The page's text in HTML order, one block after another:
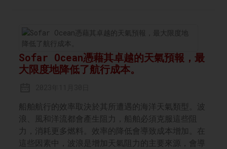
Sofar Ocean憑藉其卓越的天氣預報，最
大限度地降低了航行成本。
船舶航行的效率取決於其所遭遇的海洋天氣類型。波
浪、風和洋流都會產生阻力，船舶必須克服這些阻
力，消耗更多燃料。效率的降低會導致成本增加。在
這些因素中，波浪是增加天氣阻力的主要來源，會導